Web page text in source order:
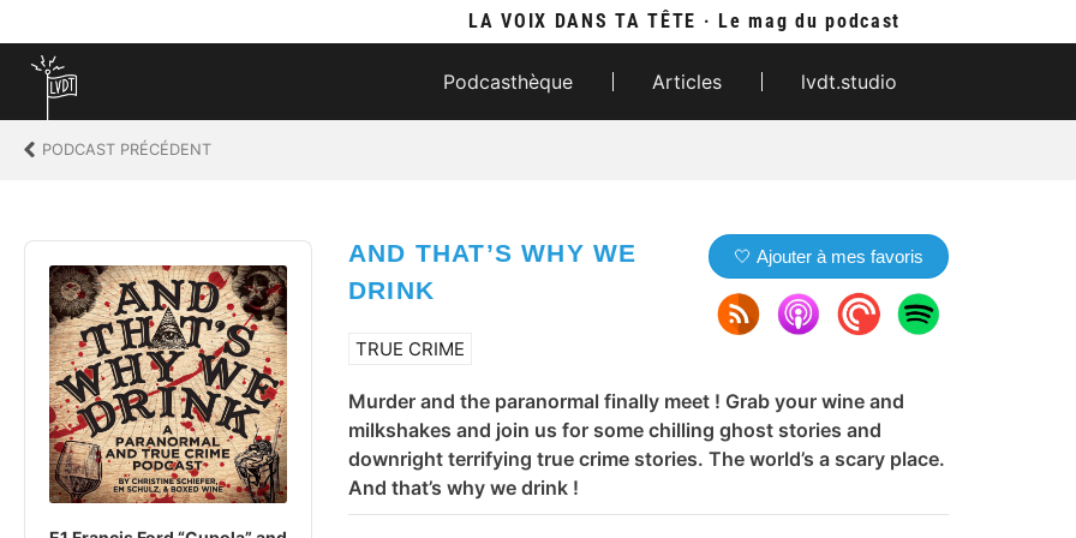
LA VOIX DANS TA TÊTE · Le mag du podcast
Podcasthèque Articles lvdt.studio
PODCAST PRÉCÉDENT
Audio
Player
AND THAT’S WHY WE
DRINK
TRUE CRIME
🤍 Ajouter à mes favoris
Murder and the paranormal finally meet ! Grab your wine and
milkshakes and join us for some chilling ghost stories and
downright terrifying true crime stories. The world’s a scary place.
And that’s why we drink !